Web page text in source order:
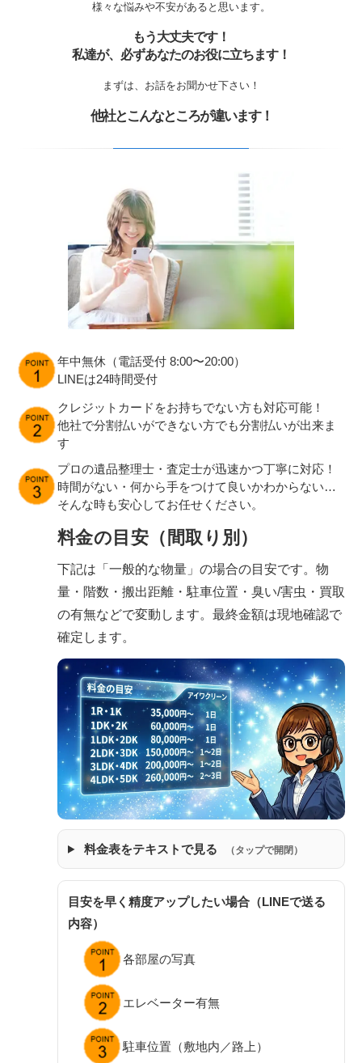
様々な悩みや不安があると思います。
もう大丈夫です！
私達が、必ずあなたのお役に立ちます！
まずは、お話をお聞かせ下さい！
他社とこんなところが違います！
年中無休（電話受付 8:00〜20:00）
LINEは24時間受付
クレジットカードをお持ちでない方も対応可能！
他社で分割払いができない方でも分割払いが出来ま
す
プロの遺品整理士・査定士が迅速かつ丁寧に対応！
時間がない・何から手をつけて良いかわからない…
そんな時も安心してお任せください。
料金の目安（間取り別）
下記は「一般的な物量」の場合の目安です。物
量・階数・搬出距離・駐車位置・臭い/害虫・買取
の有無などで変動します。最終金額は現地確認で
確定します。
料金表をテキストで見る （タップで開閉）
目安を早く精度アップしたい場合（LINEで送る
内容）
各部屋の写真
エレベーター有無
駐車位置（敷地内／路上）